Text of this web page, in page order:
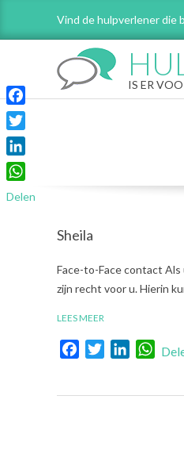
Vind de hulpverlener die
IS ER
Sheila
2023-
03-
Face-to-Face contact
zijn recht voor u. Hierin
LEES MEER
FacebookTwitterLinkedIn
Facebook
Twitter
LinkedIn
WhatsApp
Delen